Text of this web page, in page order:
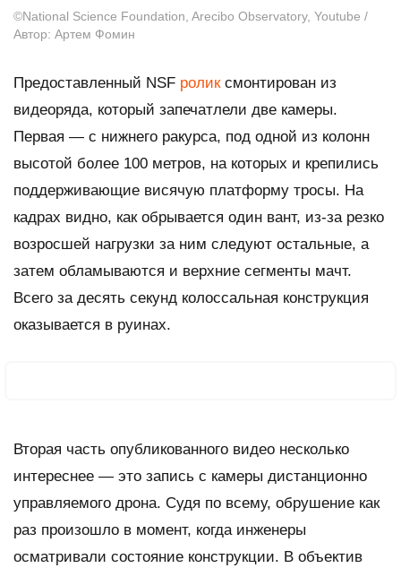
©National Science Foundation, Arecibo Observatory, Youtube /
Автор: Артем Фомин
Предоставленный NSF роликсмонтирован из
видеоряда, который запечатлели две камеры.
Первая — с нижнего ракурса, под одной из колонн
высотой более 100 метров, на которых и крепились
поддерживающие висячую платформу тросы. На
кадрах видно, как обрывается один вант, из-за резко
возросшей нагрузки за ним следуют остальные, а
затем обламываются и верхние сегменты мачт.
Всего за десять секунд колоссальная конструкция
оказывается в руинах.
Вторая часть опубликованного видео несколько
интереснее — это запись с камеры дистанционно
управляемого дрона. Судя по всему, обрушение как
раз произошло в момент, когда инженеры
осматривали состояние конструкции. В объектив